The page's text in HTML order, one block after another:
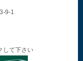
9-1
して下さい